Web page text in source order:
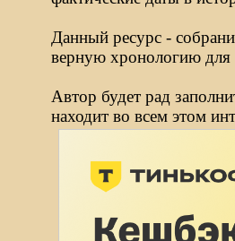
Данный ресурс -
верную хронологию для
Автор будет рад
находит во всем этом